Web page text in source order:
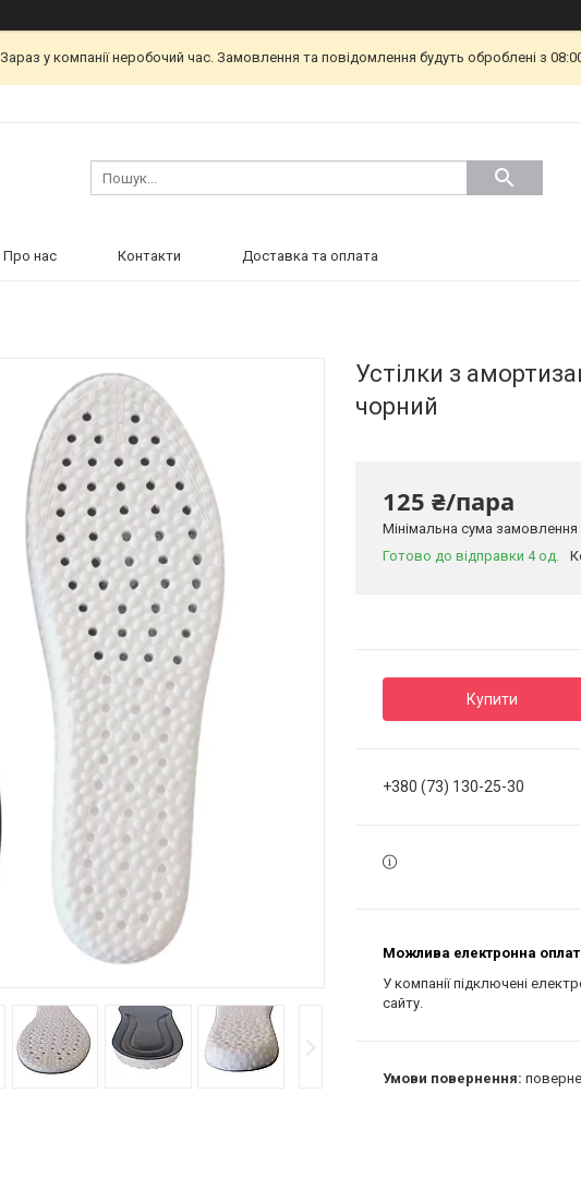
Зараз у компанії неробочий час. Замовлення та повідомлення будуть оброблені з
Про нас Контакти Доставка та оплата
Устілки з
чорний
125 ₴/пара
Мінімальна сума замовлення
Готово до відправки 4 од.
Купити
+380 (73) 130-25-30
У компанії підключені
сайту.